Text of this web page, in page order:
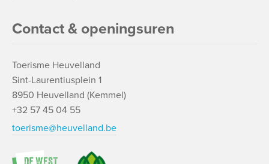
Contact & openingsuren
Toerisme Heuvelland
Sint-Laurentiusplein 1
8950 Heuvelland (Kemmel)
+32 57 45 04 55
toerisme@heuvelland.be